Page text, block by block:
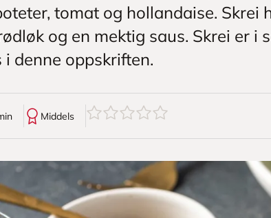
tomat og hollandaise.
og en mektig saus. Skrei er i
i denne oppskriften.
Middels 0av5stjerner